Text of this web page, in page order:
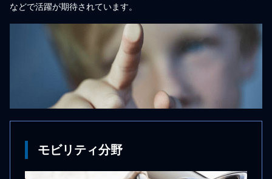
などで活躍が期待されています。
モビリティ分野